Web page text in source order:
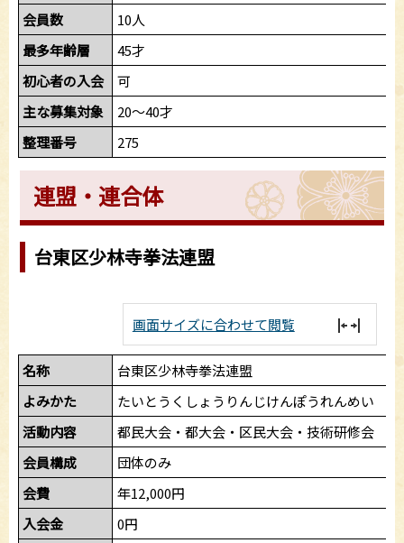
会員数
10人
最多年齢層
45才
初心者の入会
可
主な募集対象
20～40才
整理番号
275
連盟・連合体
台東区少林寺拳法連盟
画面サイズに合わせて閲覧
名称
台東区少林寺拳法連盟
よみかた
たいとうくしょうりんじけんぽうれんめい
活動内容
都民大会・都大会・区民大会・技術研修会
会員構成
団体のみ
会費
年12,000円
入会金
0円